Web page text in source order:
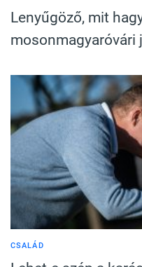
Lenyűgöző, mit
mosonmagyaróvári
CSALÁD